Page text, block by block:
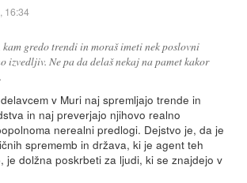
16:34
kam gredo trendi in moraš imeti nek poslovni
izvedljiv. Ne pa da delaš nekaj na pamet kakor
v Muri naj spremljajo trende in
in naj preverjajo njihovo realno
nerealni predlogi. Dejstvo je, da je
sprememb in država, ki je agent teh
je dolžna poskrbeti za ljudi, ki se znajdejo v